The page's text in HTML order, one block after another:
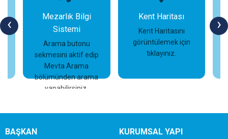
‹ ›
Mezarlık Bilgi
Sistemi
Arama butonu
sekmesini aktif edip
Mevta Arama
bölümünden arama
yapabilirsiniz.
İncele
Kent Haritası
Kent Haritasını
görüntülemek için
tıklayınız.
BAŞKAN KURUMSAL YAPI